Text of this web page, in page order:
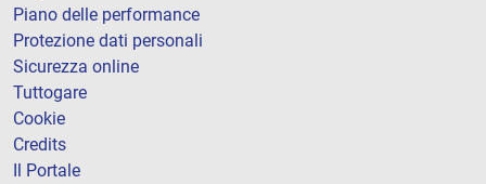
Piano delle performance
Protezione dati personali
Sicurezza online
Tuttogare
Cookie
Credits
Il Portale